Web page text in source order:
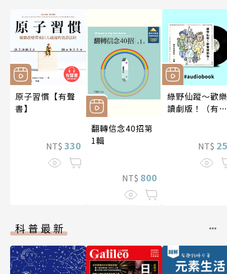
原子習慣【有聲
書】
NT$ 330
翻轉信念40招第
1輯
NT$ 800
綠野仙蹤～歡樂
讀劇版！（有聲
NT$
科普最新